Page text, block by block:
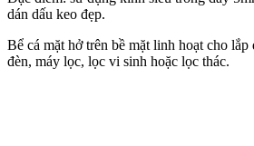
dán dấu keo đẹp.
Bể cá mặt hở trên bề mặt linh hoạt cho
đèn, máy lọc, lọc vi sinh hoặc lọc thác.